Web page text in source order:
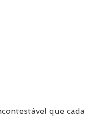
que cada